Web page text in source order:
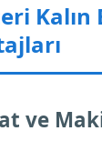
Kalın
ve